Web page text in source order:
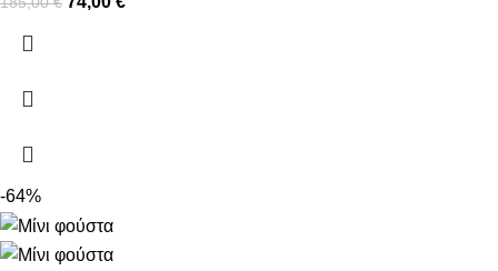
-64%